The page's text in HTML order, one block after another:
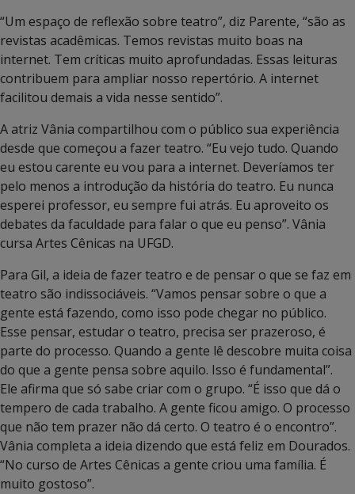
“Um espaço de reflexão sobre teatro”, diz Parente, “são as
revistas acadêmicas. Temos revistas muito boas na
internet. Tem críticas muito aprofundadas. Essas leituras
contribuem para ampliar nosso repertório. A internet
facilitou demais a vida nesse sentido”.
A atriz Vânia compartilhou com o público sua experiência
desde que começou a fazer teatro. “Eu vejo tudo. Quando
eu estou carente eu vou para a internet. Deveríamos ter
pelo menos a introdução da história do teatro. Eu nunca
esperei professor, eu sempre fui atrás. Eu aproveito os
debates da faculdade para falar o que eu penso”. Vânia
cursa Artes Cênicas na UFGD.
Para Gil, a ideia de fazer teatro e de pensar o que se faz em
teatro são indissociáveis. “Vamos pensar sobre o que a
gente está fazendo, como isso pode chegar no público.
Esse pensar, estudar o teatro, precisa ser prazeroso, é
parte do processo. Quando a gente lê descobre muita coisa
do que a gente pensa sobre aquilo. Isso é fundamental”.
Ele afirma que só sabe criar com o grupo. “É isso que dá o
tempero de cada trabalho. A gente ficou amigo. O processo
que não tem prazer não dá certo. O teatro é o encontro”.
Vânia completa a ideia dizendo que está feliz em Dourados.
“No curso de Artes Cênicas a gente criou uma família. É
muito gostoso”.